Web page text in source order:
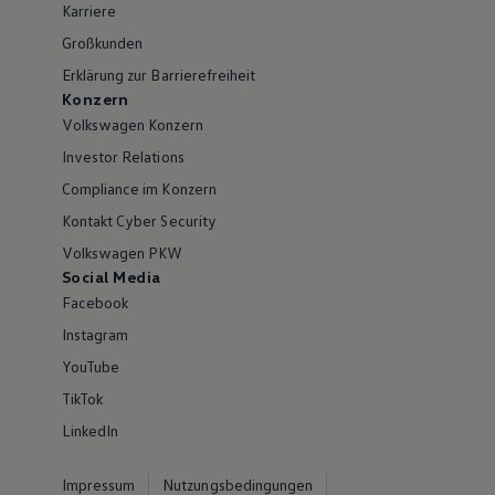
Karriere
Großkunden
Erklärung zur Barrierefreiheit
Konzern
Volkswagen Konzern
Investor Relations
Compliance im Konzern
Kontakt Cyber Security
Volkswagen PKW
Social Media
Facebook
Instagram
YouTube
TikTok
LinkedIn
Impressum
Nutzungsbedingungen